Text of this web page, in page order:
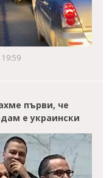
първи, че
е украински